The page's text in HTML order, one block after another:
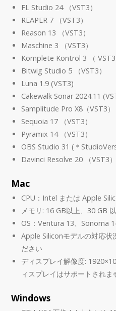
FL Studio 24 （VST3）
REAPER 7 （VST3）
Reason 13 （VST3）
Maschine 3 （VST3）
Komplete Kontrol 3 （ VST3
Bitwig Studio 5 （VST3）
Luna 1.9 (VST3)
Cakewalk Sonar 2024.11
Samplitude Pro X8（VST3）
Sequoia 17 （VST3）
Pyramix 14 （VST3）
OBS Studio 31 (＊
Davinci Resolve 20 （VST3）
Mac
CPU：Intel または Apple
メモリ: 16 GB以上、30 GB
OS：Ventura 13、Sonoma
Apple Siliconモデルの対応状
ださい
ディスプレイ解像度:
ィスプレイはサポートされま
Windows